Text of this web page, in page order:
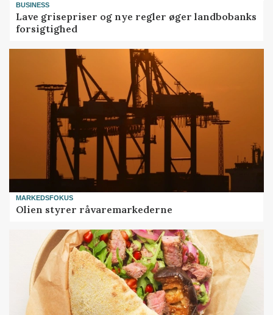
BUSINESS
Lave grisepriser og nye regler øger landbobanks
forsigtighed
MARKEDSFOKUS
Olien styrer råvaremarkederne